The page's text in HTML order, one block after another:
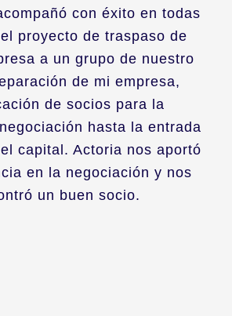
con éxito en todas
proyecto de traspaso de
a un grupo de nuestro
de mi empresa,
de socios para la
hasta la entrada
capital. Actoria nos aportó
en la negociación y nos
un buen socio.